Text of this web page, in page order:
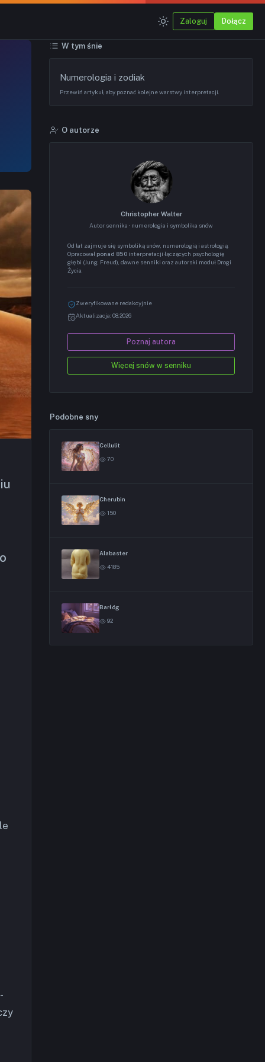
Zaloguj Dołącz
W tym śnie
Numerologia i zodiak
Przewiń artykuł, aby poznać kolejne warstwy interpretacji.
O autorze
Christopher Walter
Autor sennika · numerologia i symbolika snów
Od lat zajmuje się symboliką snów, numerologią i astrologią.
Opracował ponad 850 interpretacji łączących psychologię
głębi (Jung, Freud), dawne senniki oraz autorski moduł Drogi
Życia.
Zweryfikowane redakcyjnie
Aktualizacja: 08.2026
Poznaj autora
Więcej snów w senniku
Podobne sny
Cellulit
70
Cherubin
150
Alabaster
4185
Barłóg
92